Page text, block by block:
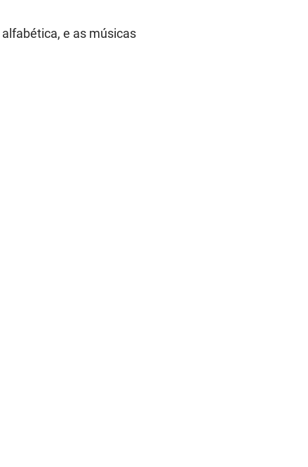
e as músicas